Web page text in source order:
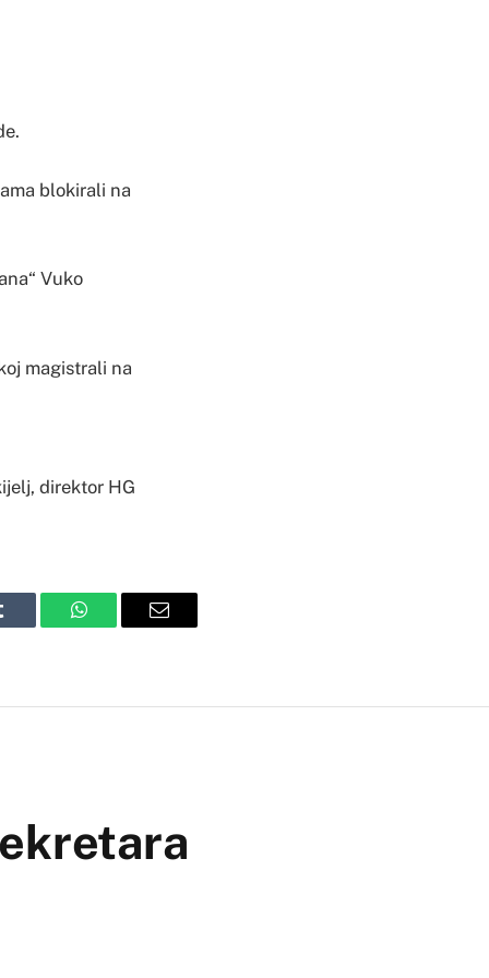
blokirali na
Vuko
magistrali na
direktor HG
WhatsAppEmail